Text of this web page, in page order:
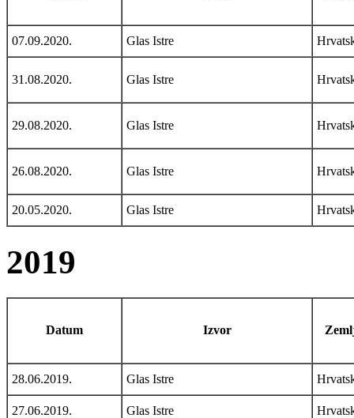
07.09.2020. Glas Istre
31.08.2020. Glas Istre
29.08.2020. Glas Istre
26.08.2020. Glas Istre
20.05.2020. Glas Istre
2019
Datum Izvor
28.06.2019. Glas Istre
27.06.2019. Glas Istre